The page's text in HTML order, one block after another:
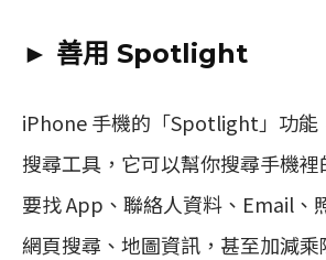
► 善用 Spotlight
iPhone 手機的「Spotlight」功能
搜尋工具，它可以幫你搜尋手機
要找 App、聯絡人資料、Email、
網頁搜尋、地圖資訊，甚至加減乘